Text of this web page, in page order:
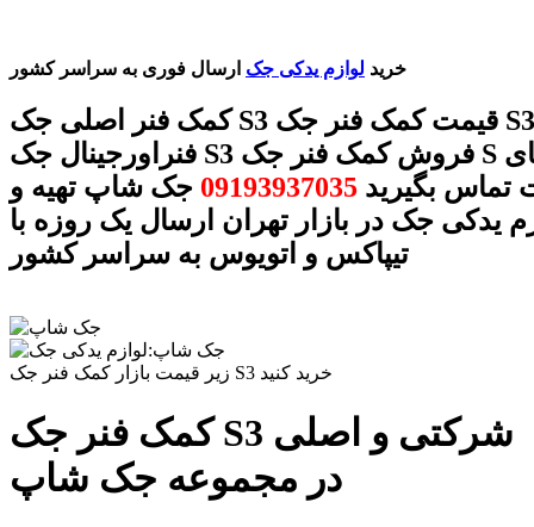
خرید لوازم یدکی جک ارسال فوری به سراسر کشور
کمک فنر اصلی جک S3 قیمت کمک فنر جک S3 کمک
فنراورجینال جک S3 فروش کمک فنر جک S با شماره های
تماس بگیرید 09193937035 جک شاپ تهیه و
یدکی جک در بازار تهران ارسال یک روزه با
تیپاکس و اتویوس به سراسر کشور
زیر قیمت بازار کمک فنر جک S3 خرید کنید
کمک فنر جک S3 شرکتی و اصلی
در مجموعه جک شاپ